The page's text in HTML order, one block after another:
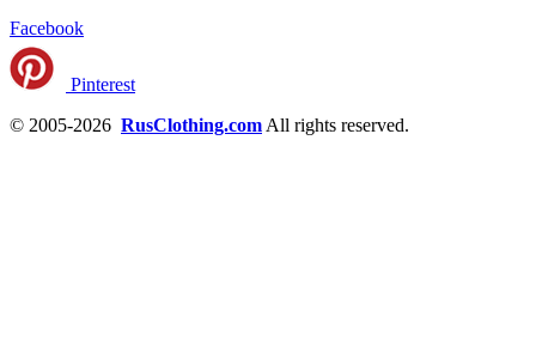
Facebook
Pinterest
© 2005-2026 RusClothing.com All rights reserved.